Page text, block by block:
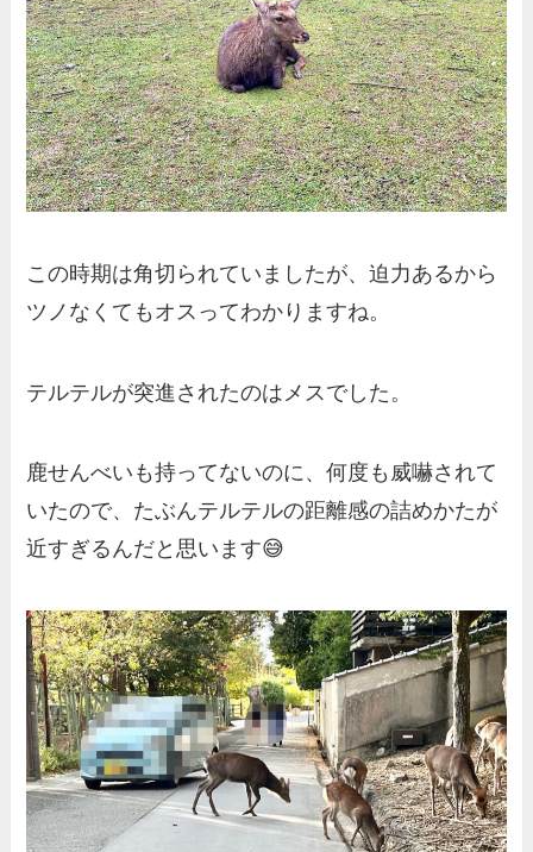
この時期は角切られていましたが、迫力あるから
ツノなくてもオスってわかりますね。
テルテルが突進されたのはメスでした。
鹿せんべいも持ってないのに、何度も威嚇されて
いたので、たぶんテルテルの距離感の詰めかたが
近すぎるんだと思います😅